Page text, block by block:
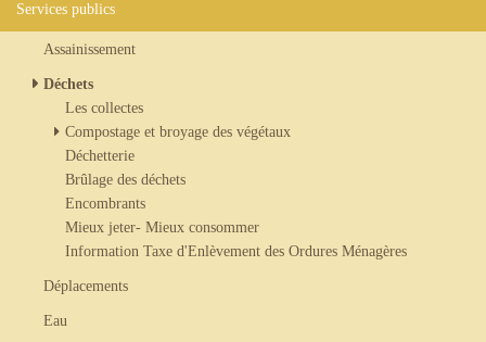
Services publics
Assainissement
Déchets
Les collectes
Compostage et broyage des végétaux
Déchetterie
Brûlage des déchets
Encombrants
Mieux jeter- Mieux consommer
Information Taxe d'Enlèvement des Ordures Ménagères
Déplacements
Eau